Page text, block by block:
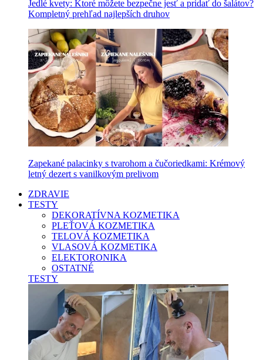
Jedlé kvety: Ktoré môžete bezpečne jesť a pridať do šalátov?
Kompletný prehľad najlepších druhov
Zapekané palacinky s tvarohom a čučoriedkami: Krémový
letný dezert s vanilkovým prelivom
ZDRAVIE
TESTY
DEKORATÍVNA KOZMETIKA
PLEŤOVÁ KOZMETIKA
TELOVÁ KOZMETIKA
VLASOVÁ KOZMETIKA
ELEKTORONIKA
OSTATNÉ
TESTY